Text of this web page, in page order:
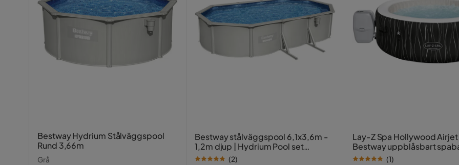
Bestway Hydrium Stålväggspool
Rund 3,66m
Grå
Bestway stålväggspool 6,1x3,6m -
1,2m djup | Hydrium Pool set
(56369) (2)
Lay-Z Spa Hollywood Airjet
Bestway uppblåsbart
personer(1)